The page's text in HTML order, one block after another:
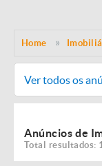
Home
Ver todos os
Anúncios de
Total resultados: